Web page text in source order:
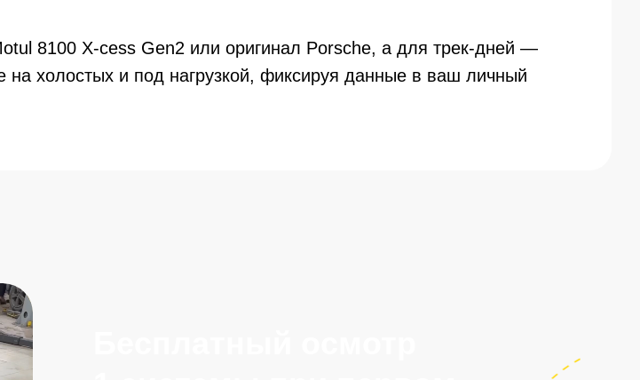
8100 X-cess Gen2 или оригинал Porsche, а для трек-дней —
холостых и под нагрузкой, фиксируя данные в ваш личный